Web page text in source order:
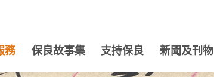
務 保良故事集 支持保良 新聞及刊物